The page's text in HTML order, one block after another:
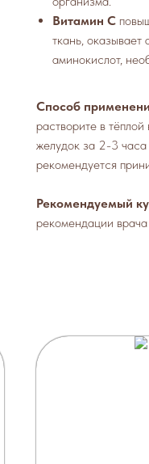
Витамин С
ткань, оказывает
аминокислот,
Способ
растворите в
желудок за 2-3
рекомендуется
Рекомендуемый
рекомендации врача